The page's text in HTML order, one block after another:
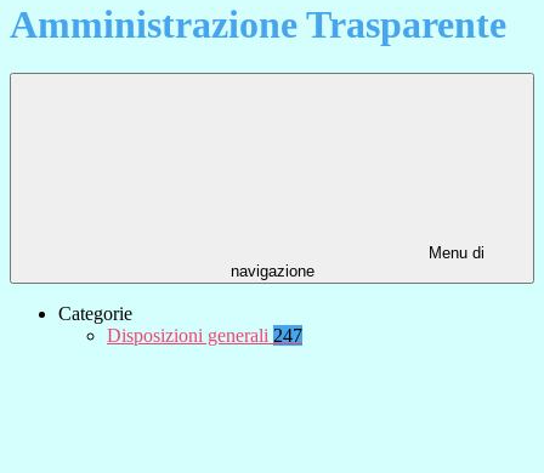
Amministrazione Trasparente
Menu di
navigazione
Categorie
Disposizioni generali 247